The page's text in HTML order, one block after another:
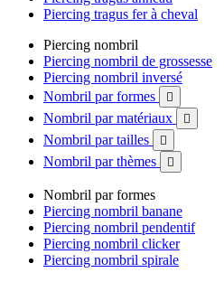
Piercing tragus fer à cheval
Piercing nombril
Piercing nombril de grossesse
Piercing nombril inversé
Nombril par formes

Nombril par matériaux 
Nombril par tailles 
Nombril par thèmes 
Nombril par formes
Piercing nombril banane
Piercing nombril pendentif
Piercing nombril clicker
Piercing nombril spirale